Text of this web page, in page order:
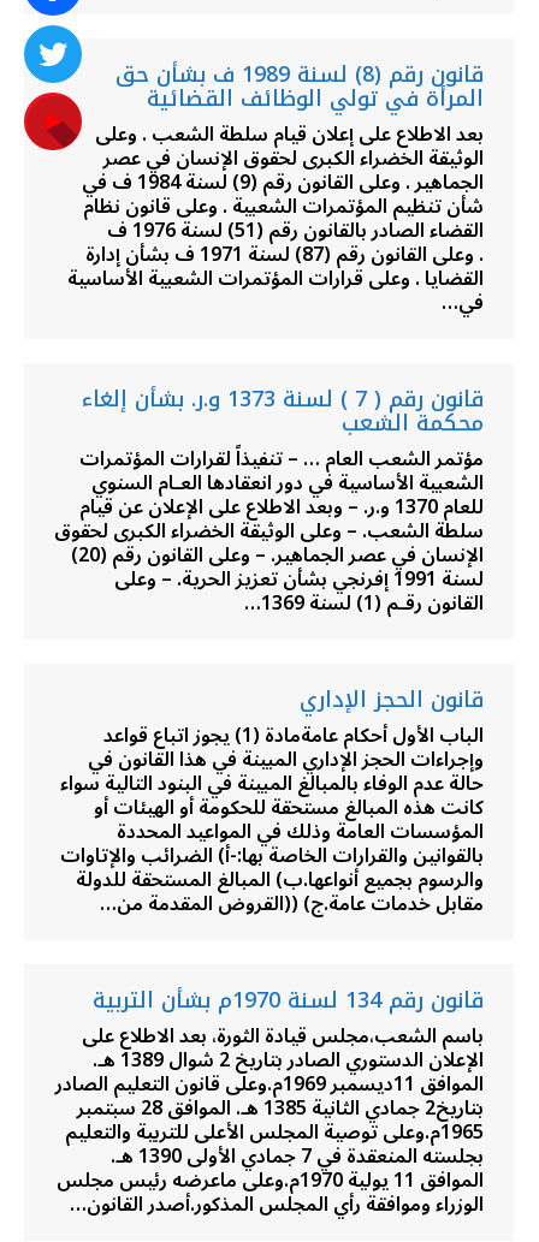
قانون رقم (8) لسنة 1989 ف بشأن حق
المرأة في تولي الوظائف القضائية
بعد الاطلاع على إعلان قيام سلطة الشعب . وعلى
الوثيقة الخضراء الكبرى لحقوق الإنسان في عصر
الجماهير . وعلى القانون رقم (9) لسنة 1984 ف في
شأن تنظيم المؤتمرات الشعبية . وعلى قانون نظام
القضاء الصادر بالقانون رقم (51) لسنة 1976 ف
. وعلى القانون رقم (87) لسنة 1971 ف بشأن إدارة
القضايا . وعلى قرارات المؤتمرات الشعبية الأساسية
في…
قانون رقم ( 7 ) لسنة 1373 و.ر. بشأن إلغاء
محكمة الشعب
مؤتمر الشعب العام … – تنفيذاً لقرارات المؤتمرات
الشعبية الأساسية في دور انعقادها العـام السنوي
للعام 1370 و.ر. – وبعد الاطلاع على الإعلان عن قيام
سلطة الشعب. – وعلى الوثيقة الخضراء الكبرى لحقوق
الإنسان في عصر الجماهير. – وعلى القانون رقم (20)
لسنة 1991 إفرنجي بشأن تعزيز الحرية. – وعلى
القانون رقـم (1) لسنة 1369…
قانون الحجز الإداري
الباب الأول أحكام عامةمادة (1) يجوز اتباع قواعد
وإجراءات الحجز الإداري المبينة في هذا القانون في
حالة عدم الوفاء بالمبالغ المبينة في البنود التالية سواء
كانت هذه المبالغ مستحقة للحكومة أو الهيئات أو
المؤسسات العامة وذلك في المواعيد المحددة
بالقوانين والقرارات الخاصة بها:-أ) الضرائب والإتاوات
والرسوم بجميع أنواعها.ب) المبالغ المستحقة للدولة
مقابل خدمات عامة.ج) ((القروض المقدمة من…
قانون رقم 134 لسنة 1970م بشأن التربية
باسم الشعب،مجلس قيادة الثورة، بعد الاطلاع على
الإعلان الدستوري الصادر بتاريخ 2 شوال 1389 هـ.
الموافق 11ديسمبر 1969م.وعلى قانون التعليم الصادر
بتاريخ2 جمادي الثانية 1385 هـ. الموافق 28 سبتمبر
1965م.وعلى توصية المجلس الأعلى للتربية والتعليم
بجلسته المنعقدة في 7 جمادي الأولى 1390 هـ.
الموافق 11 يولية 1970م.وعلى ماعرضه رئيس مجلس
الوزراء وموافقة رأي المجلس المذكور.أصدر القانون…